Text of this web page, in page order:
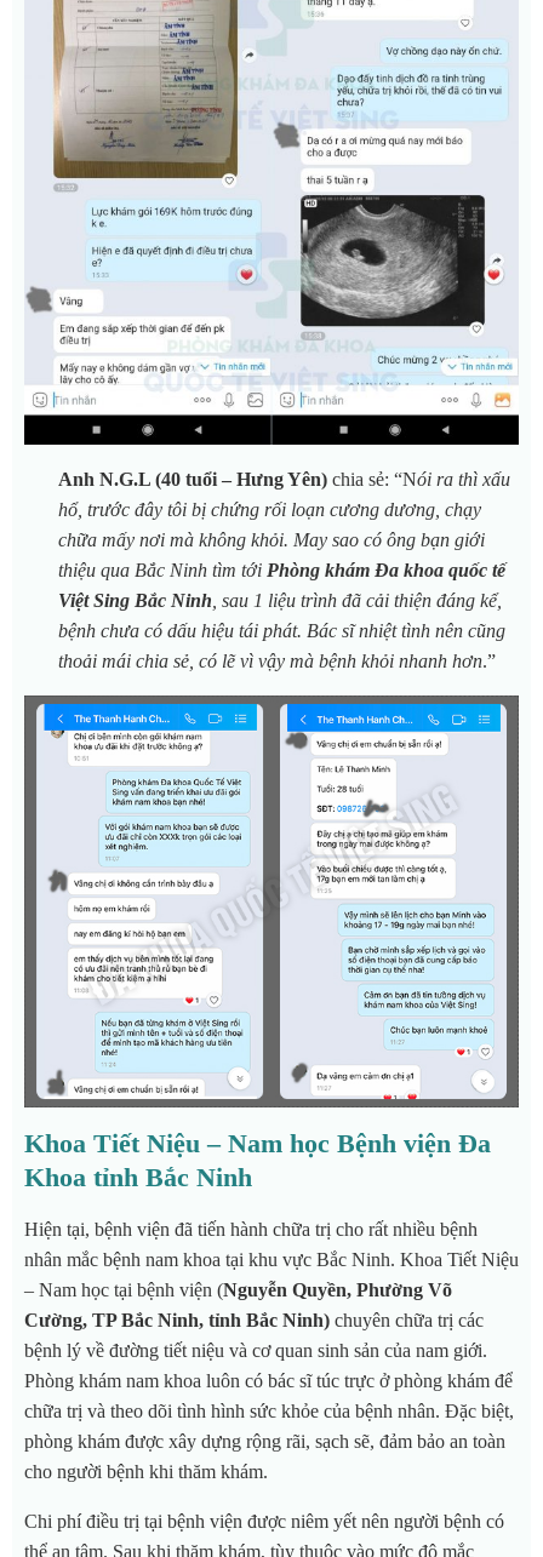
Anh N.G.L (40 tuổi – Hưng Yên) chia sẻ: “Nói ra thì xấu
hổ, trước đây tôi bị chứng rối loạn cương dương, chạy
chữa mấy nơi mà không khỏi. May sao có ông bạn giới
thiệu qua Bắc Ninh tìm tới Phòng khám Đa khoa quốc tế
Việt Sing Bắc Ninh , sau 1 liệu trình đã cải thiện đáng kể,
bệnh chưa có dấu hiệu tái phát. Bác sĩ nhiệt tình nên cũng
thoải mái chia sẻ, có lẽ vì vậy mà bệnh khỏi nhanh hơn.”
Khoa Tiết Niệu – Nam học Bệnh viện Đa
Khoa tỉnh Bắc Ninh
Hiện tại, bệnh viện đã tiến hành chữa trị cho rất nhiều bệnh
nhân mắc bệnh nam khoa tại khu vực Bắc Ninh. Khoa Tiết Niệu
– Nam học tại bệnh viện (Nguyễn Quyền, Phường Võ
Cường, TP Bắc Ninh, tỉnh Bắc Ninh) chuyên chữa trị các
bệnh lý về đường tiết niệu và cơ quan sinh sản của nam giới.
Phòng khám nam khoa luôn có bác sĩ túc trực ở phòng khám để
chữa trị và theo dõi tình hình sức khỏe của bệnh nhân. Đặc biệt,
phòng khám được xây dựng rộng rãi, sạch sẽ, đảm bảo an toàn
cho người bệnh khi thăm khám.
Chi phí điều trị tại bệnh viện được niêm yết nên người bệnh có
thể an tâm. Sau khi thăm khám, tùy thuộc vào mức độ mắc